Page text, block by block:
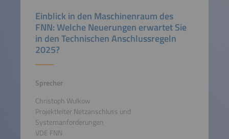
Einblick in den Maschinenraum des
FNN: Welche Neuerungen erwartet Sie
in den Technischen Anschlussregeln
2025?
Sprecher
Christoph Wulkow
Projektleiter Netzanschluss und
Systemanforderungen
VDE FNN